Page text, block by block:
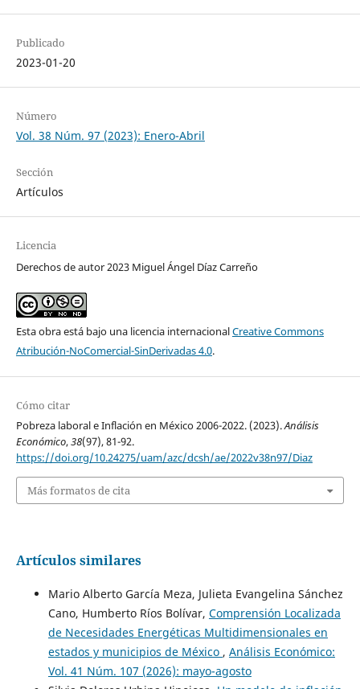
Publicado
2023-01-20
Número
Vol. 38 Núm. 97 (2023): Enero-Abril
Sección
Artículos
Licencia
Derechos de autor 2023 Miguel Ángel Díaz Carreño
Esta obra está bajo una licencia internacionalCreative Commons
Atribución-NoComercial-SinDerivadas 4.0.
Cómo citar
Pobreza laboral e Inflación en México 2006-2022. (2023).Análisis
Económico,38(97), 81-92.
https://doi.org/10.24275/uam/azc/dcsh/ae/2022v38n97/Diaz
Más formatos de cita
Artículos similares
Mario Alberto García Meza, Julieta Evangelina Sánchez
Cano, Humberto Ríos Bolívar, Comprensión Localizada
de Necesidades Energéticas Multidimensionales en
estados y municipios de México , Análisis Económico:
Vol. 41 Núm. 107 (2026): mayo-agosto